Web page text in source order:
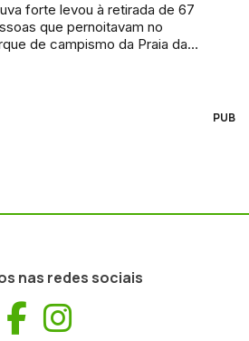
forte levou à retirada de 67
que pernoitavam no
de campismo da Praia da
PUB
nas redes sociais
Facebook